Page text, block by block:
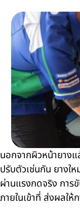
นอกจากผิวหน้ายางแ
ปรับตัวเช่นกัน ยางใ
ผ่านแรงกดจริง การ
ภายในเข้าที่ ส่งผลใ